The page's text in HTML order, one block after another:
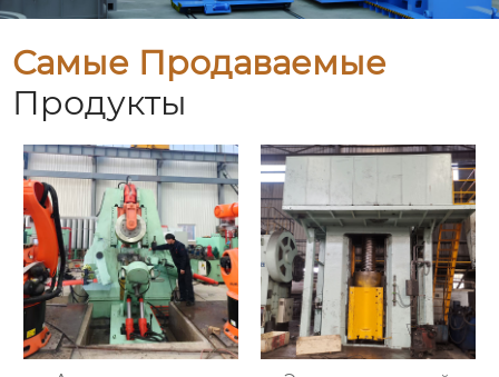
Самые Продаваемые
Продукты